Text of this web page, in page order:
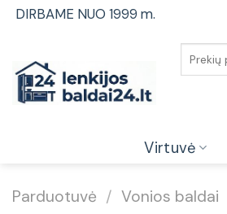
SkipDIRBAME NUO 1999 m.
Virtuvė
Parduotuvė / Vonios baldai